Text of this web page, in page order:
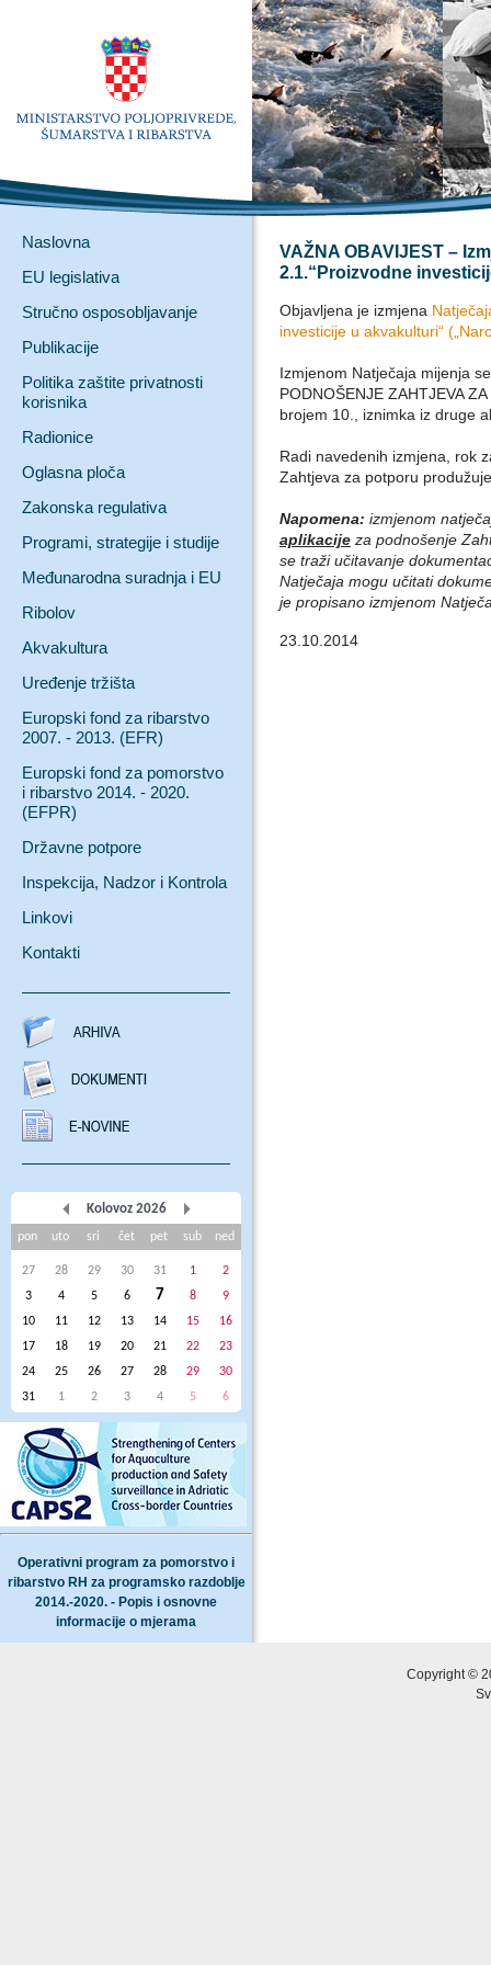
Naslovna
EU legislativa
Stručno osposobljavanje
Publikacije
Politika zaštite privatnosti
korisnika
Radionice
Oglasna ploča
Zakonska regulativa
Programi, strategije i studije
Međunarodna suradnja i EU
Ribolov
Akvakultura
Uređenje tržišta
Europski fond za ribarstvo
2007. - 2013. (EFR)
Europski fond za pomorstvo
i ribarstvo 2014. - 2020.
(EFPR)
Državne potpore
Inspekcija, Nadzor i Kontrola
Linkovi
Kontakti
Kolovoz 2026
pon uto sri čet pet sub ned
27 28 29 30 31 1
2
3
4 5 6 7 8
9
10
11 12 13 14 15
16
17
18 19 20 21 22
23
24
25 26 27 28 29
30
31
1 2 3 4 5 6
Operativni program za pomorstvo i
ribarstvo RH za programsko razdoblje
2014.-2020. - Popis i osnovne
informacije o mjerama
VAŽNA OBAVIJEST –
2.1.“Proizvodne
Objavljena je izmjena
investicije u akvakulturi“
Izmjenom Natječaja mijenja
PODNOŠENJE ZAHTJEVA
brojem 10., iznimka iz druge
Radi navedenih izmjena, rok
Zahtjeva za potporu
Napomena: izmjenom
aplikacije za podnošenje
se traži učitavanje
Natječaja mogu učitati
je propisano izmjenom
23.10.2014
Copyright ©